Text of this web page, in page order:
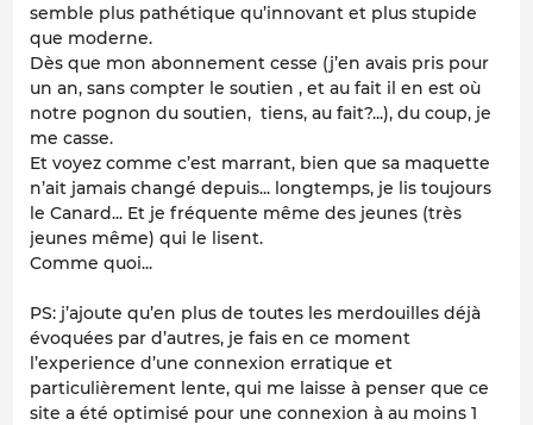
semble plus pathétique qu’innovant et plus stupide
que moderne.
Dès que mon abonnement cesse (j’en avais pris pour
un an, sans compter le soutien , et au fait il en est où
notre pognon du soutien, tiens, au fait?...), du coup, je
me casse.
Et voyez comme c’est marrant, bien que sa maquette
n’ait jamais changé depuis... longtemps, je lis toujours
le Canard... Et je fréquente même des jeunes (très
jeunes même) qui le lisent.
Comme quoi...
PS: j’ajoute qu’en plus de toutes les merdouilles déjà
évoquées par d’autres, je fais en ce moment
l’experience d’une connexion erratique et
particulièrement lente, qui me laisse à penser que ce
site a été optimisé pour une connexion à au moins 1